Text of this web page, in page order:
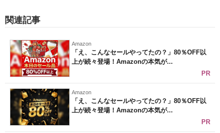
関連記事
Amazon
「え、こんなセールやってたの？」80％OFF以
上が続々登場！Amazonの本気が...
PR
Amazon
「え、こんなセールやってたの？」80％OFF以
上が続々登場！Amazonの本気が...
PR